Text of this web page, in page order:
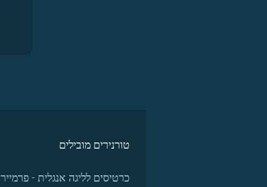
טורנירים מובילים
כרטיסים לליגה אנגלית - פרמייר